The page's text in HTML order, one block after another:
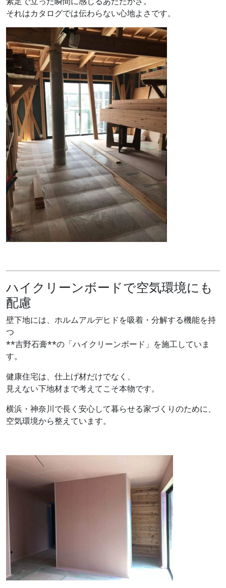
それはカタログでは伝わらない心地よさです。
ハイクリーンボードで空気環境にも
配慮
壁下地には、ホルムアルデヒドを吸着・分解する機能を持
つ
**吉野石膏**の「ハイクリーンボード」を施工していま
す。
健康住宅は、仕上げ材だけでなく、
見えない下地材まで考えてこそ本物です。
横浜・神奈川で長く安心して暮らせる家づくりのために、
空気環境から整えています。